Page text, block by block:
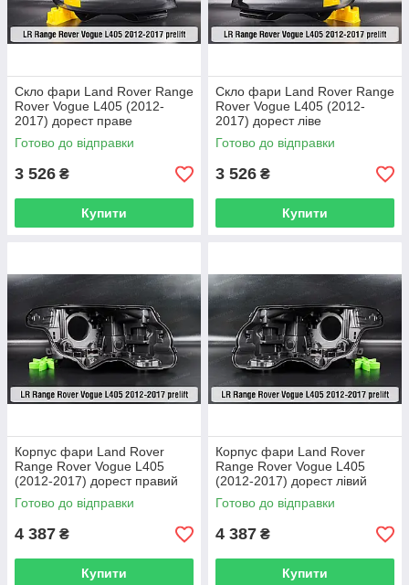
Скло фари Land Rover Range
Rover Vogue L405 (2012-
2017) дорест праве
Готово до відправки
3 526 ₴
Купити
Скло фари Land Rover Range
Rover Vogue L405 (2012-
2017) дорест ліве
Готово до відправки
3 526 ₴
Купити
Корпус фари Land Rover
Range Rover Vogue L405
(2012-2017) дорест правий
Готово до відправки
4 387 ₴
Купити
Корпус фари Land Rover
Range Rover Vogue L405
(2012-2017) дорест лівий
Готово до відправки
4 387 ₴
Купити